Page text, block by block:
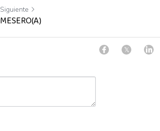
Siguiente
MESERO(A)